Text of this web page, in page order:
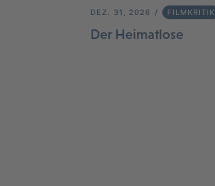
DEZ. 31, 2026 FILMKRITIK
Der Heimatlose